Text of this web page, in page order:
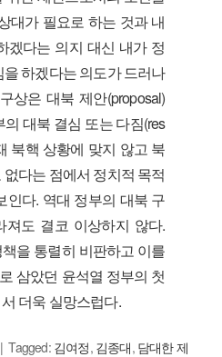
대가 필요로 하는 것과 내
겠다는 의지 대신 내가 정
하겠다는 의도가 드러나
상은 대북 제안(proposal)
대북 결심 또는 다짐(res
북핵 상황에 맞지 않고 북
다는 점에서 정치적 목적
인다. 역대 정부의 대북 구
져도 결코 이상하지 않다.
을 통렬히 비판하고 이를
삼았던 윤석열 정부의 첫
더욱 실망스럽다.
Tagged: 김여정, 김종대, 담대한 제